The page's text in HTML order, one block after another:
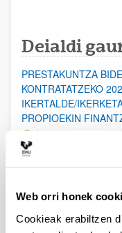
Web orri honek
Cookieak erabiltzen
Deialdi
PRESTAKUNTZA
KONTRATATZEKO
IKERTALDE/
PROPIOEKIN
Aurkezteko epea
erosi eta berritzeko
Izapide irekia